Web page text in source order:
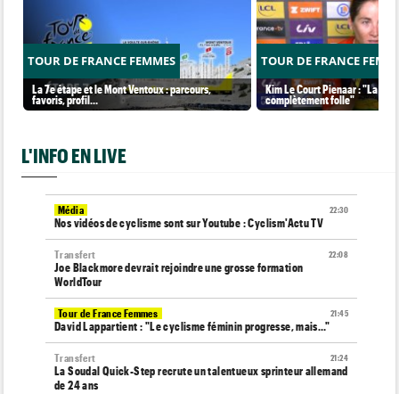
TOUR DE FRANCE FEMMES
La 7e étape et le Mont Ventoux : parcours,
favoris, profil…
TOUR DE FRANCE
Kim Le Court Pienaar : "La
complètement folle"
L'INFO EN LIVE
22:30
Média
Nos vidéos de cyclisme sont sur Youtube : Cyclism'Actu TV
22:08
Transfert
Joe Blackmore devrait rejoindre une grosse formation
WorldTour
21:45
Tour de France Femmes
David Lappartient : "Le cyclisme féminin progresse, mais…"
21:24
Transfert
La Soudal Quick-Step recrute un talentueux sprinteur allemand
de 24 ans